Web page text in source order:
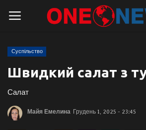
Логін
Головна
Контакти
Суспільство
Швидкий салат з
Салат
Майя Емелина Грудень 1, 2025 - 23:45